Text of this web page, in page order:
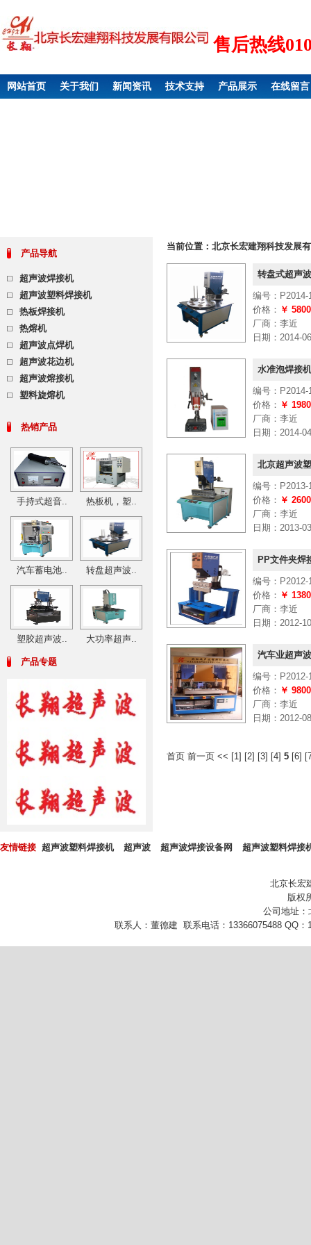
售后热线
网站首页 关于我们 新闻资讯 技术支持 产品展示 在线留言
产品导航
超声波焊接机
超声波塑料焊接机
热板焊接机
热熔机
超声波点焊机
超声波花边机
超声波熔接机
塑料旋熔机
热销产品
手持式超音.. 热板机，塑..
汽车蓄电池.. 转盘超声波..
塑胶超声波.. 大功率超声..
产品专题
当前位置： 北京长宏建翔科技发展
转盘式超声
编号：P2014-
价格： ￥
厂商：李近
日期：2014-
水准泡焊接
编号：P2014-
价格： ￥
厂商：李近
日期：2014-
北京超声波
编号：P2013-
价格： ￥
厂商：李近
日期：2013-
PP文件夹焊
编号：P2012-
价格： ￥
厂商：李近
日期：2012-
汽车业超声
编号：P2012-
价格： ￥
厂商：李近
日期：2012-
首页 前一页 << [1] [2] [3] [4] 5 [6] [
友情链接 超声波塑料焊接机 超声波 超声波焊接设备网 超声波塑料焊接
北京长宏
版权
公司地址：
联系人：董德建 联系电话：13366075488 QQ：